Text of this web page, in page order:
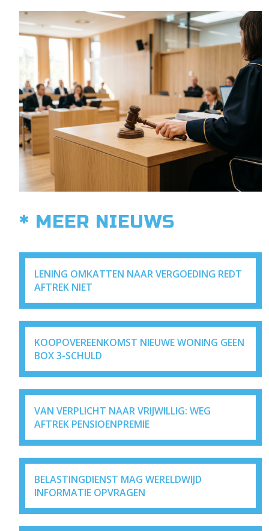
* MEER NIEUWS
LENING OMKATTEN NAAR VERGOEDING REDT
AFTREK NIET
KOOPOVEREENKOMST NIEUWE WONING GEEN
BOX 3-SCHULD
VAN VERPLICHT NAAR VRIJWILLIG: WEG
AFTREK PENSIOENPREMIE
BELASTINGDIENST MAG WERELDWIJD
INFORMATIE OPVRAGEN